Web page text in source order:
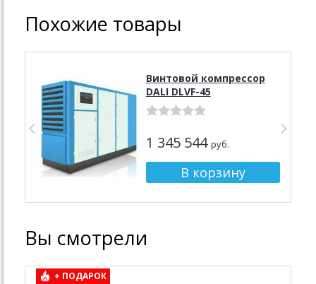
Похожие товары
Винтовой компрессор
DALI DLVF-45
1 345 544 руб.
Вы смотрели
+ ПОДАРОК